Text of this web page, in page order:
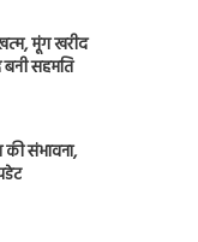
मूंग खरीद
सहमति
संभावना,